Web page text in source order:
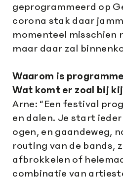
geprogrammeerd op
corona stak daar
momenteel misschien
maar daar zal
Waarom is
Wat komt er zoal bij
Arne: “Een festival
en dalen. Je start
ogen, en gaandeweg,
routing van de bands,
afbrokkelen of
combinatie van